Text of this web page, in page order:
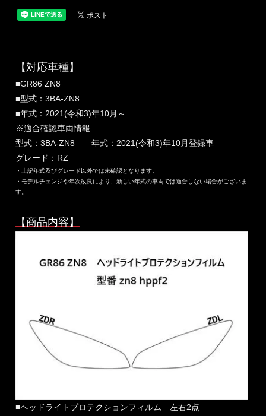
【対応車種】
■GR86 ZN8
■型式：3BA-ZN8
■年式：2021(令和3)年10月～
※適合確認車両情報
型式：3BA-ZN8 年式：2021(令和3)年10月登録車
グレード：RZ
・上記年式及びグレード以外では未確認となります。
・モデルチェンジや年次改良により、新しい年式の車両では適合しない場合がございま
す。
【商品内容】
■ヘッドライトプロテクションフィルム 左右2点